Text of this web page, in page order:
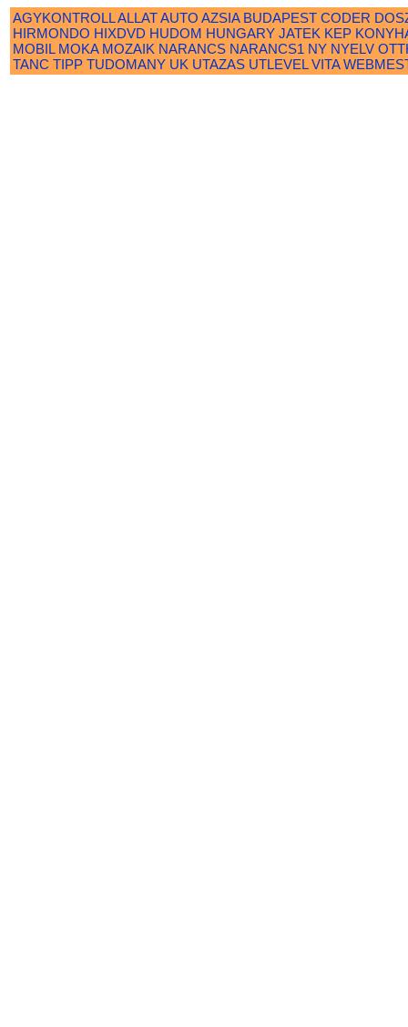
AGYKONTROLLALLATAUTO AZSIA BUDAPEST CODER
HIRMONDO HIXDVD HUDOM HUNGARY JATEK KEP
MOBIL MOKA MOZAIK NARANCS NARANCS1 NY NYELV
TANC TIPP TUDOMANY UK UTAZAS UTLEVEL VITA